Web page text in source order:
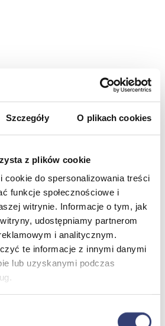
Szczegóły O plikach cookies
z plików cookie
cookie do spersonalizowania treści
funkcje społecznościowe i
witrynie. Informacje o tym, jak
udostępniamy partnerom
i analitycznym.
te informacje z innymi danymi
lub uzyskanymi podczas